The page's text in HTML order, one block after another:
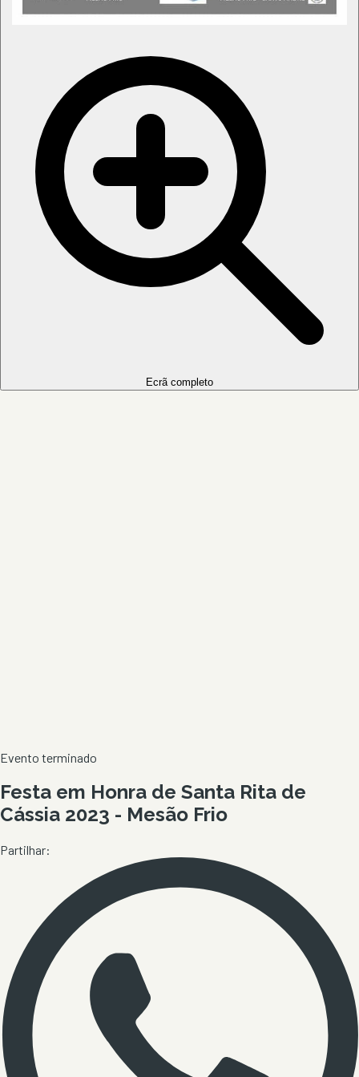
Ecrã completo
Evento terminado
Festa em Honra de Santa Rita de
Cássia 2023 - Mesão Frio
Partilhar: